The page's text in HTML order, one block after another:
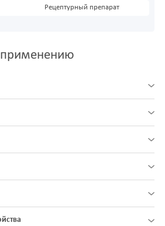
Рецептурный препарат
применению